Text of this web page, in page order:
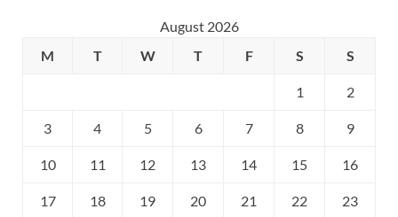
August 2026
M
T W T F S S
1 2
3 4 5 6 7 8 9
10 11 12 13 14 15 16
17 18 19 20 21 22 23